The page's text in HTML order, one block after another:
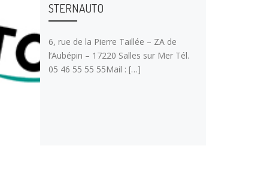
STERNAUTO
6, rue de la Pierre Taillée – ZA de
l’Aubépin – 17220 Salles sur Mer Tél.
05 46 55 55 55Mail : […]